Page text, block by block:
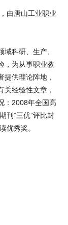
由唐山工业职业
域科研、生产、
，为从事职业教
供理论阵地，
经验性文章，
：2008年全国高
刊”三优”评比封
优秀奖。